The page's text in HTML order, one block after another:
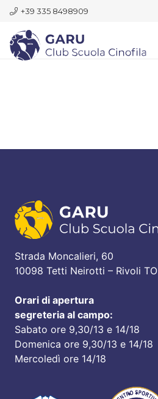
+39 335 8498909
Strada Moncalieri, 60
10098 Tetti Neirotti – Rivoli TO
Orari di apertura
segreteria al campo:
Sabato ore 9,30/13 e 14/18
Domenica ore 9,30/13 e 14/18
Mercoledì ore 14/18